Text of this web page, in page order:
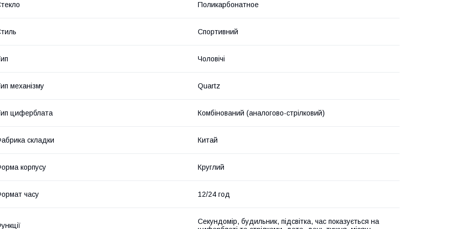
Поликарбонатное
Спортивний
Чоловічі
механізму Quartz
циферблата Комбінований (аналогово-стрілковий)
складки Китай
корпусу Круглий
часу 12/24 год
Секундомір, будильник, підсвітка, час показується на